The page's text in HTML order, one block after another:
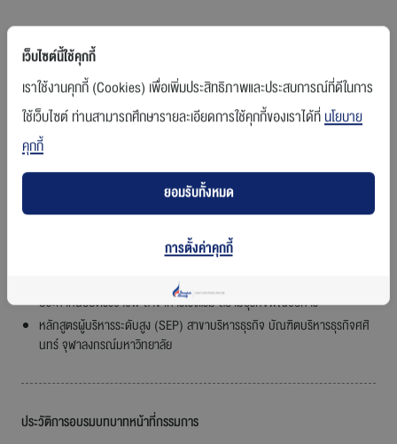
สัดส่วนการถือหุ้นในบริษัท (%)
0.0
ความสัมพันธ์ทางครอบครัวกับกรรมการหรือผู้บริหารรายอื่น
ประกาศนียบัตรวิชาชีพ สาขาการโรงแรม สยามธุรกิจพณิชยการ
หลักสูตรผู้บริหารระดับสูง (SEP) สาขาบริหารธุรกิจ บัณฑิตบริหารธุรกิจศศิ
นทร์ จุฬาลงกรณ์มหาวิทยาลัย
ประวัติการอบรมบทบาทหน้าที่กรรมการ
เว็บไซต์นี้ใช้คุกกี้
เราใช้งานคุกกี้ (Cookies) เพื่อเพิ่มประสิทธิภาพและประสบการณ์ที่ดีในการ
ใช้เว็บไซต์ ท่านสามารถศึกษารายละเอียดการใช้คุกกี้ของเราได้ที่นโยบาย
คุกกี้
ยอมรับทั้งหมด
การตั้งค่าคุกกี้